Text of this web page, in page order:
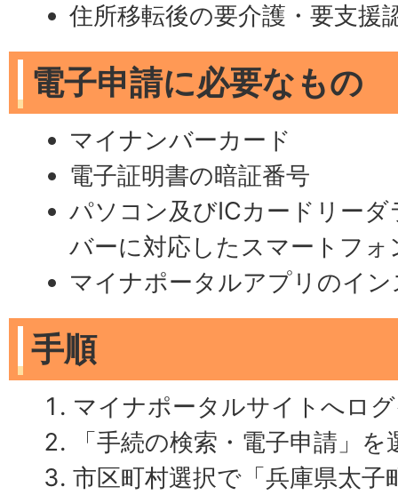
住所移転後の要介護・要支援
電子申請に必要なもの
マイナンバーカード
電子証明書の暗証番号
パソコン及びICカードリー
バーに対応したスマートフォ
マイナポータルアプリのイ
手順
マイナポータルサイトへロ
「手続の検索・電子申請」
市区町村選択で「兵庫県太子